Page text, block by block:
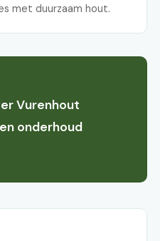
met duurzaam hout.
Vurenhout
onderhoud